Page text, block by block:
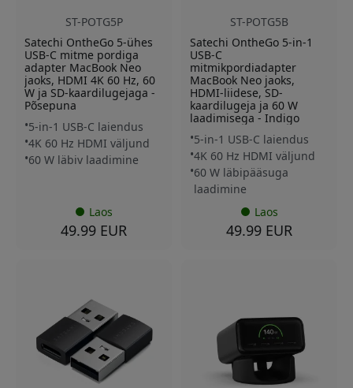
ST-POTG5P
Satechi OntheGo 5-ühes
USB-C mitme pordiga
adapter MacBook Neo
jaoks, HDMI 4K 60 Hz, 60
W ja SD-kaardilugejaga -
Põsepuna
5-in-1 USB-C laiendus
4K 60 Hz HDMI väljund
60 W läbiv laadimine
Laos
49.99 EUR
ST-POTG5B
Satechi OntheGo 5-in-1
USB-C
mitmikpordiadapter
MacBook Neo jaoks,
HDMI-liidese, SD-
kaardilugeja ja 60 W
laadimisega - Indigo
5-in-1 USB-C laiendus
4K 60 Hz HDMI väljund
60 W läbipääsuga
laadimine
Laos
49.99 EUR